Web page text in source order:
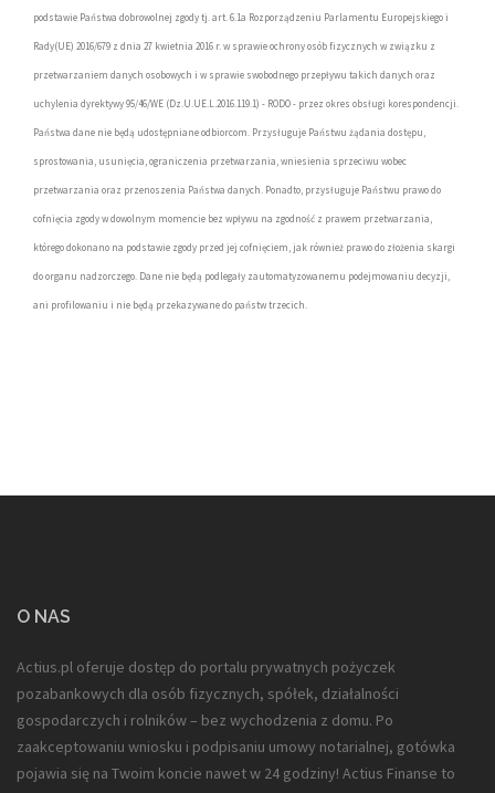
podstawie Państwa dobrowolnej zgody tj. art. 6.1a Rozporządzeniu Parlamentu Europejskiego i
Rady(UE) 2016/679 z dnia 27 kwietnia 2016 r. w sprawie ochrony osób fizycznych w związku z
przetwarzaniem danych osobowych i w sprawie swobodnego przepływu takich danych oraz
uchylenia dyrektywy 95/46/WE (Dz.U.UE.L.2016.119.1) - RODO - przez okres obsługi korespondencji.
Państwa dane nie będą udostępniane odbiorcom. Przysługuje Państwu żądania dostępu,
sprostowania, usunięcia, ograniczenia przetwarzania, wniesienia sprzeciwu wobec
przetwarzania oraz przenoszenia Państwa danych. Ponadto, przysługuje Państwu prawo do
cofnięcia zgody w dowolnym momencie bez wpływu na zgodność z prawem przetwarzania,
którego dokonano na podstawie zgody przed jej cofnięciem, jak również prawo do złożenia skargi
do organu nadzorczego. Dane nie będą podlegały zautomatyzowanemu podejmowaniu decyzji,
ani profilowaniu i nie będą przekazywane do państw trzecich.
O NAS
Actius.pl oferuje dostęp do portalu prywatnych pożyczek
pozabankowych dla osób fizycznych, spółek, działalności
gospodarczych i rolników– bez wychodzenia z domu. Po
zaakceptowaniu wniosku i podpisaniu umowy notarialnej, gotówka
pojawia się na Twoim koncie nawet w 24 godziny! Actius Finanse to